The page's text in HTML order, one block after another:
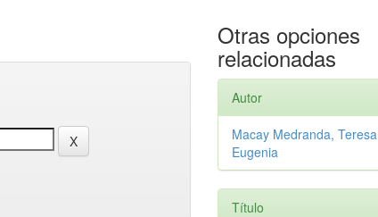
Otras opciones
relacionadas
Autor
Macay Medranda, Teresa
Eugenia
Título